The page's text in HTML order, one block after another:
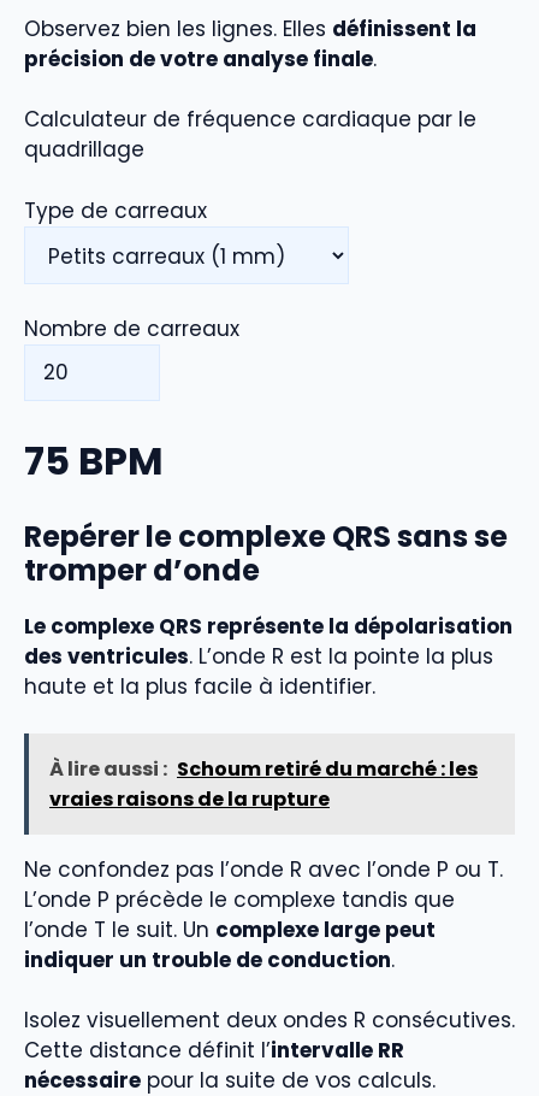
Observez bien les lignes. Elles définissent la
précision de votre analyse finale.
Calculateur de fréquence cardiaque par le
quadrillage
Type de carreaux
Nombre de carreaux
75 BPM
Repérer le complexe QRS sans se
tromper d’onde
Le complexe QRS représente la dépolarisation
des ventricules. L’onde R est la pointe la plus
haute et la plus facile à identifier.
À lire aussi : Schoum retiré du marché : les
vraies raisons de la rupture
Ne confondez pas l’onde R avec l’onde P ou T.
L’onde P précède le complexe tandis que
l’onde T le suit. Un complexe large peut
indiquer un trouble de conduction.
Isolez visuellement deux ondes R consécutives.
Cette distance définit l’intervalle RR
nécessaire pour la suite de vos calculs.